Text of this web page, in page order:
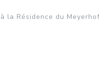
la Résidence du